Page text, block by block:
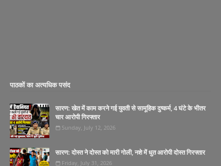
पाठकों का अत्यधिक पसंद
सारण: खेत में काम करने गई युवती से सामूहिक दुष्कर्म, 4 घंटे के भीतर
चार आरोपी गिरफ्तार
Sunday, July 12, 2026
सारण: दोस्त ने दोस्त को मारी गोली, नशे में धुत आरोपी दोस्त गिरफ्तार
Friday, July 31, 2026